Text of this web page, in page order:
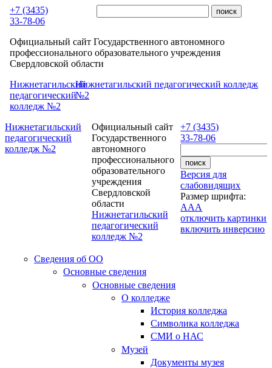
Перейти к основному содержанию
+7 (3435)
33-78-06
Официальный сайт Государственного автономного
профессионального образовательного учреждения
Свердловской области
Нижнетагильский
педагогический
колледж №2
Нижнетагильский педагогический колледж
№2
Нижнетагильский
педагогический
колледж №2
+7 (3435)
33-78-06
Версия для
слабовидящих
Размер шрифта:
AAA
отключить картинки
включить инверсию
Официальный сайт
Государственного
автономного
профессионального
образовательного
учреждения
Свердловской
области
Нижнетагильский
педагогический
колледж №2
Сведения об ОО
Основные сведения
Основные сведения
О колледже
История колледжа
Символика колледжа
СМИ о НАС
Музей
Документы музея